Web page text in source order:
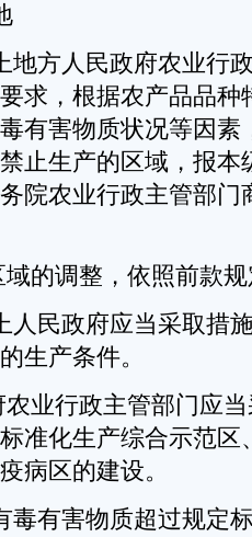
地方人民政府农业行
求，根据农产品品种
有害物质状况等因素
止生产的区域，报本
院农业行政主管部门
的调整，依照前款
人民政府应当采取措
生产条件。
业行政主管部门应
准化生产综合示范区
病区的建设。
毒有害物质超过规定